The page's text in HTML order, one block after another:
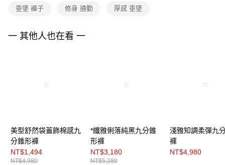
客戶支援中心」
https://netprotections.freshdesk.com/support/home
１．透過由恩沛科技股份有限公司提供之「AFTEE先享後付」服務完成之交
易，需依本服務之必要範圍內提供個人資料，並將交易相關給付款項請求債
５．嚴禁一人註冊多個帳號或使用他人資訊註冊。若發現惡意使用之情形，
恩沛科技股份有限公司將有權停止該用戶之使用額度並採取法律行動。
免運費
垂墜 褲子 修身 通勤 厚感 垂墜
一 其他人也在看 一
美型舒然袋蓋飾棉感九
分錐形褲
NT$1,494
NT$4,980
*纖雅俐落純黑九分錐
形褲
NT$3,180
NT$5,280
淺雅知調柔彈九
褲
NT$4,980